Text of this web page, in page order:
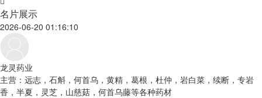
名片展示
2026-06-20 01:16:10
龙灵药业
主营：远志，石斛，何首乌，黄精，葛根，杜仲，岩白菜，续断，专岩
香，半夏，灵芝，山慈菇，何首乌藤等各种药材